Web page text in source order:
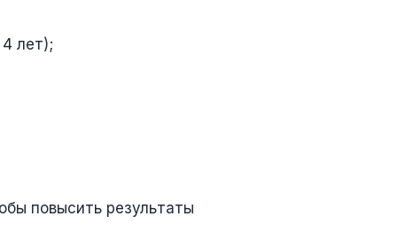
лет);
повысить результаты